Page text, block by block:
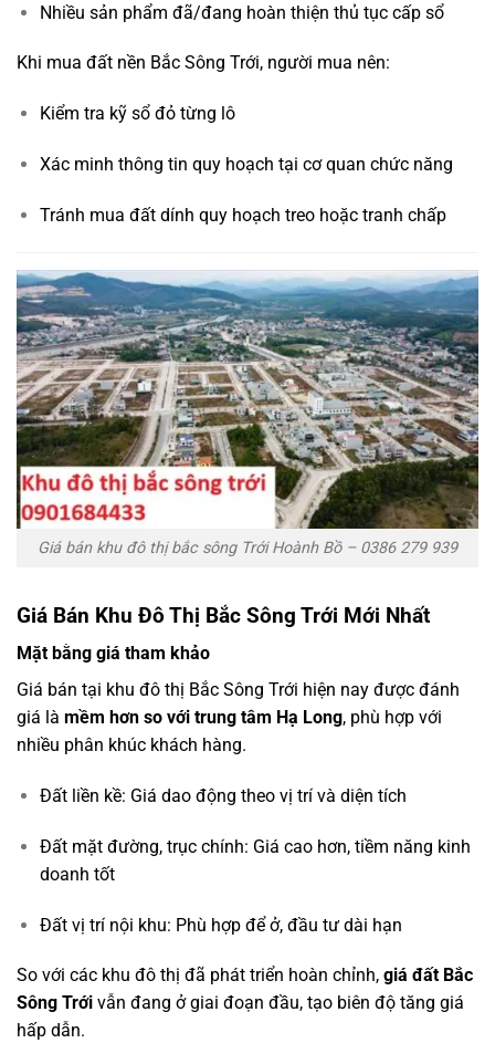
Nhiều sản phẩm đã/đang hoàn thiện thủ tục cấp sổ
Khi mua đất nền Bắc Sông Trới, người mua nên:
Kiểm tra kỹ sổ đỏ từng lô
Xác minh thông tin quy hoạch tại cơ quan chức năng
Tránh mua đất dính quy hoạch treo hoặc tranh chấp
Giá bán khu đô thị bắc sông Trới Hoành Bồ – 0386 279 939
Giá Bán Khu Đô Thị Bắc Sông Trới Mới Nhất
Mặt bằng giá tham khảo
Giá bán tại khu đô thị Bắc Sông Trới hiện nay được đánh
giá là mềm hơn so với trung tâm Hạ Long, phù hợp với
nhiều phân khúc khách hàng.
Đất liền kề: Giá dao động theo vị trí và diện tích
Đất mặt đường, trục chính: Giá cao hơn, tiềm năng kinh
doanh tốt
Đất vị trí nội khu: Phù hợp để ở, đầu tư dài hạn
So với các khu đô thị đã phát triển hoàn chỉnh, giá đất Bắc
Sông Trới vẫn đang ở giai đoạn đầu, tạo biên độ tăng giá
hấp dẫn.